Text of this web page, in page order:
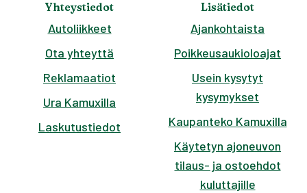
Yhteystiedot
Autoliikkeet
Ota yhteyttä
Reklamaatiot
Ura Kamuxilla
Laskutustiedot
Lisätiedot
Ajankohtaista
Poikkeusaukioloajat
Usein kysytyt
kysymykset
Kaupanteko Kamuxilla
Käytetyn ajoneuvon
tilaus- ja ostoehdot
kuluttajille